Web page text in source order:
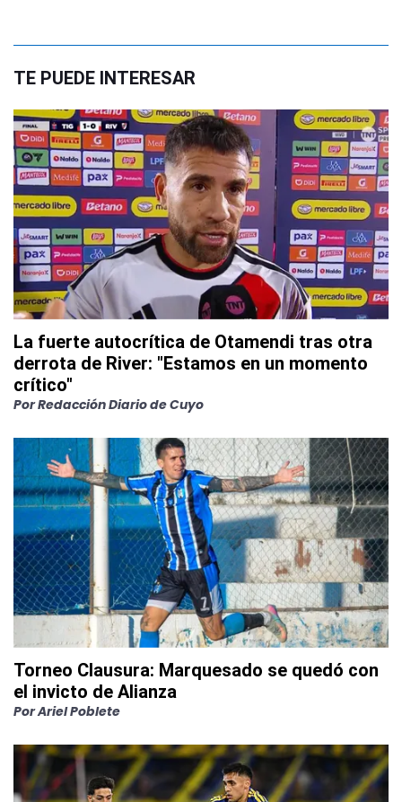
TE PUEDE INTERESAR
La fuerte autocrítica de Otamendi tras otra
derrota de River: "Estamos en un momento
crítico"
PorRedacción Diario de Cuyo
Torneo Clausura: Marquesado se quedó con
el invicto de Alianza
PorAriel Poblete